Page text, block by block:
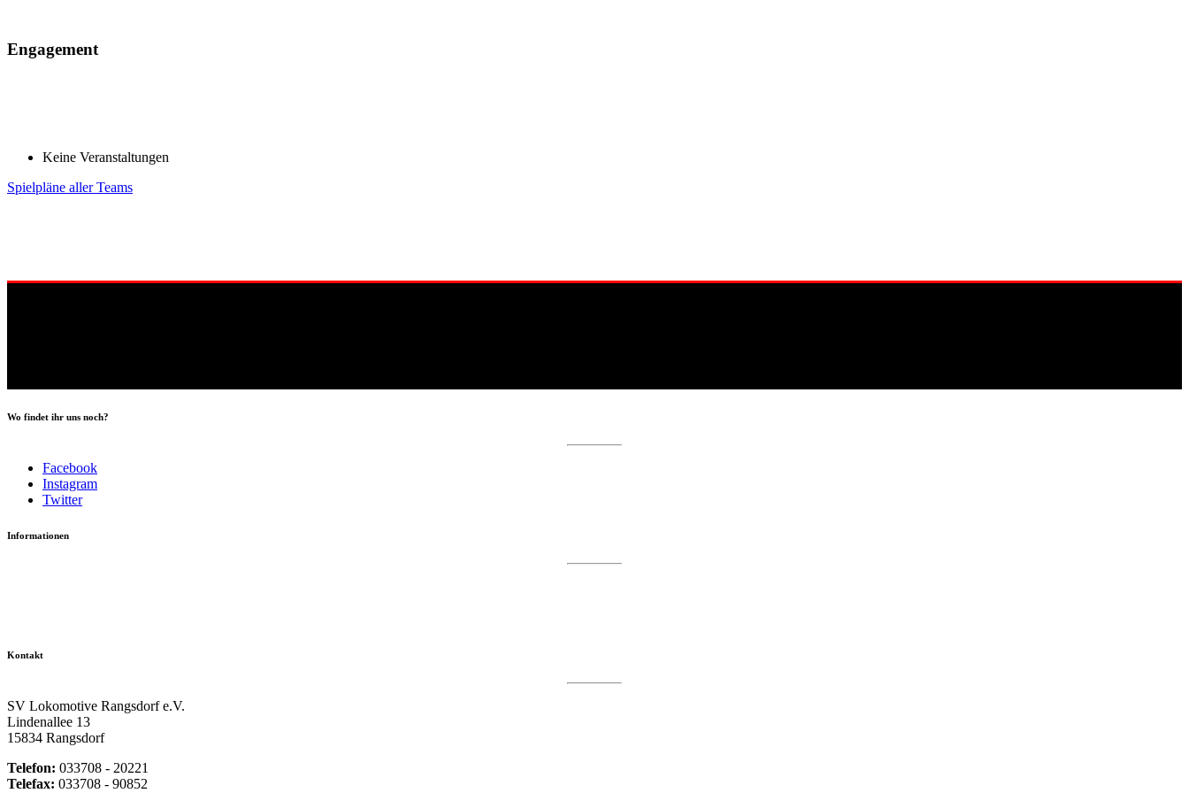
Engagement
Keine Veranstaltungen
Spielpläne aller Teams
Wo findet ihr uns noch?
Facebook
Instagram
Twitter
Informationen
Kontakt
SV Lokomotive Rangsdorf e.V.
Lindenallee 13
15834 Rangsdorf
Telefon: 033708 - 20221
Telefax: 033708 - 90852